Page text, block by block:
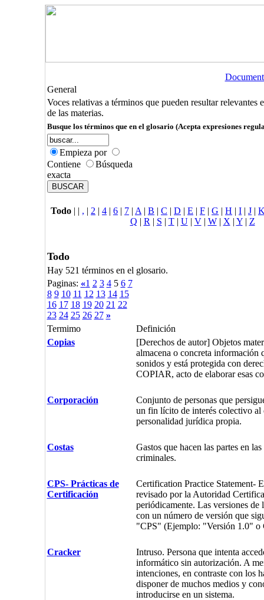
General
Voces relativas a términos que pueden resultar relevantes
de las materias.
Busque los términos que en el glosario (Acepta expresiones
Empieza por
Contiene
Búsqueda
exacta
Todo | | , | 2 | 4 | 6 | 7 | A | B | C | D | E | F | G | H | I | J |
Q | R | S | T| U| V| W| X | Y| Z
Todo
Hay 521 términos en el glosario.
Paginas: «1 2 3 45 6 7
8 9 10 11 12 13 14 15
16 17 18 19 20 21 22
23 24 25 26 27 »
Termimo
Definición
Copias
[Derechos de autor] Objetos
almacena o concreta información
sonidos y está protegida con
COPIAR, acto de elaborar esas
Corporación
Conjunto de personas que
un fin lícito de interés colectivo al
personalidad jurídica propia.
Costas
Gastos que hacen las partes en
criminales.
CPS- Prácticas de
Certificación
Certification Practice Statement-
revisado por la Autoridad
periódicamente. Las versiones de
con un número de versión que
"CPS" (Ejemplo: "Versión 1.0" o
Cracker
Intruso. Persona que intenta
informático sin autorización. A
intenciones, en contraste con los
disponer de muchos medios y
introducirse en un sistema.